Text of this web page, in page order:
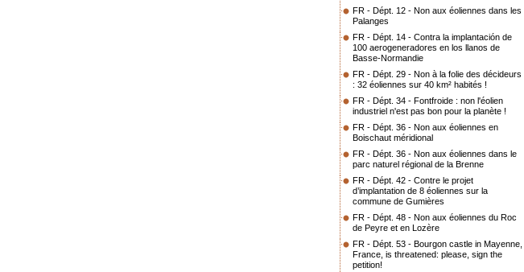
FR - Dépt. 12 - Non aux éoliennes dans les
Palanges
FR - Dépt. 14 - Contra la implantación de
100 aerogeneradores en los llanos de
Basse-Normandie
FR - Dépt. 29 - Non à la folie des décideurs
: 32 éoliennes sur 40 km² habités !
FR - Dépt. 34 - Fontfroide : non l'éolien
industriel n'est pas bon pour la planète !
FR - Dépt. 36 - Non aux éoliennes en
Boischaut méridional
FR - Dépt. 36 - Non aux éoliennes dans le
parc naturel régional de la Brenne
FR - Dépt. 42 - Contre le projet
d’implantation de 8 éoliennes sur la
commune de Gumières
FR - Dépt. 48 - Non aux éoliennes du Roc
de Peyre et en Lozère
FR - Dépt. 53 - Bourgon castle in Mayenne,
France, is threatened: please, sign the
petition!